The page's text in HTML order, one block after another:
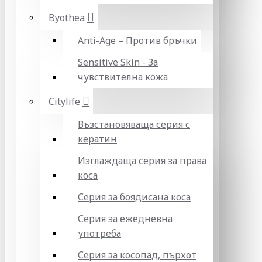
Byothea
Anti-Age – Против бръчки
Sensitive Skin - За
чувствителна кожа
Citylife
Възстановяваща серия с
кератин
Изглаждаща серия за права
коса
Серия за боядисана коса
Серия за ежедневна
употреба
Серия за косопад, пърхот